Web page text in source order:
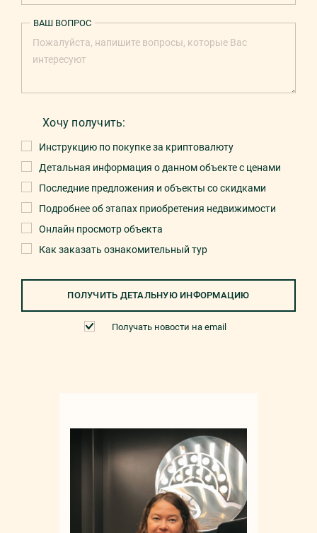
Хочу получить:
Инструкцию по покупке за криптовалюту
Детальная информация о данном объекте с ценами
Последние предложения и объекты со скидками
Подробнее об этапах приобретения недвижимости
Онлайн просмотр объекта
Как заказать ознакомительный тур
ВАШ ВОПРОС
ПОЛУЧИТЬ ДЕТАЛЬНУЮ ИНФОРМАЦИЮ
Получать новости на email